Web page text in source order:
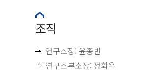
조직
연구소장: 윤종빈
연구소부소장: 정회옥